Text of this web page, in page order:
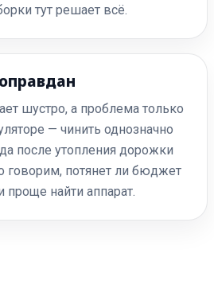
тут решает всё.
шустро, а проблема только
— чинить однозначно
после утопления дорожки
говорим, потянет ли бюджет
проще найти аппарат.